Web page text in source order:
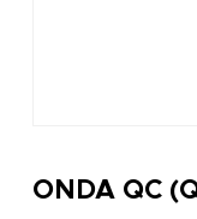
ONDA QC